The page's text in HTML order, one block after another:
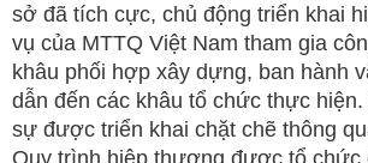
sở đã tích cực, chủ động triển khai
vụ của MTTQ Việt Nam tham gia
khâu phối hợp xây dựng, ban hành
dẫn đến các khâu tổ chức thực
sự được triển khai chặt chẽ thông
Quy trình hiệp thương được tổ chức